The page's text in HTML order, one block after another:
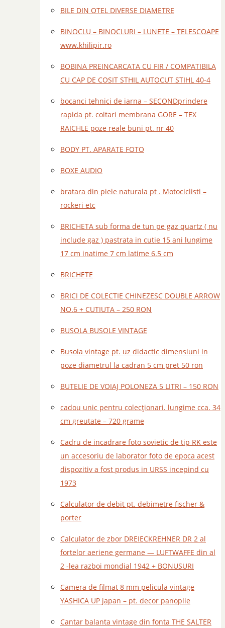
BILE DIN OTEL DIVERSE DIAMETRE
BINOCLU – BINOCLURI – LUNETE – TELESCOAPE
www.khilipir.ro
BOBINA PREINCARCATA CU FIR / COMPATIBILA
CU CAP DE COSIT STHIL AUTOCUT STIHL 40-4
bocanci tehnici de iarna – SECONDprindere
rapida pt. coltari membrana GORE – TEX
RAICHLE poze reale buni pt. nr 40
BODY PT. APARATE FOTO
BOXE AUDIO
bratara din piele naturala pt . Motociclisti –
rockeri etc
BRICHETA sub forma de tun pe gaz quartz ( nu
include gaz ) pastrata in cutie 15 ani lungime
17 cm inatime 7 cm latime 6.5 cm
BRICHETE
BRICI DE COLECTIE CHINEZESC DOUBLE ARROW
NO.6 + CUTIUTA – 250 RON
BUSOLA BUSOLE VINTAGE
Busola vintage pt. uz didactic dimensiuni in
poze diametrul la cadran 5 cm pret 50 ron
BUTELIE DE VOIAJ POLONEZA 5 LITRI – 150 RON
cadou unic pentru colecționari. lungime cca. 34
cm greutate – 720 grame
Cadru de incadrare foto sovietic de tip RK este
un accesoriu de laborator foto de epoca acest
dispozitiv a fost produs in URSS incepind cu
1973
Calculator de debit pt. debimetre fischer &
porter
Calculator de zbor DREIECKREHNER DR 2 al
fortelor aeriene germane — LUFTWAFFE din al
2 -lea razboi mondial 1942 + BONUSURI
Camera de filmat 8 mm pelicula vintage
YASHICA UP japan – pt. decor panoplie
Cantar balanta vintage din fonta THE SALTER